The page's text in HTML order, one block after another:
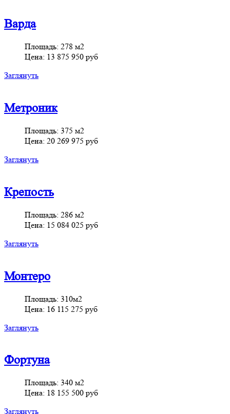
Варда
Площадь: 278 м2
Цена: 13 875 950 руб
Заглянуть
Метроник
Площадь: 375 м2
Цена: 20 269 975 руб
Заглянуть
Крепость
Площадь: 286 м2
Цена: 15 084 025 руб
Заглянуть
Монтеро
Площадь: 310м2
Цена: 16 115 275 руб
Заглянуть
Фортуна
Площадь: 340 м2
Цена: 18 155 500 руб
Заглянуть